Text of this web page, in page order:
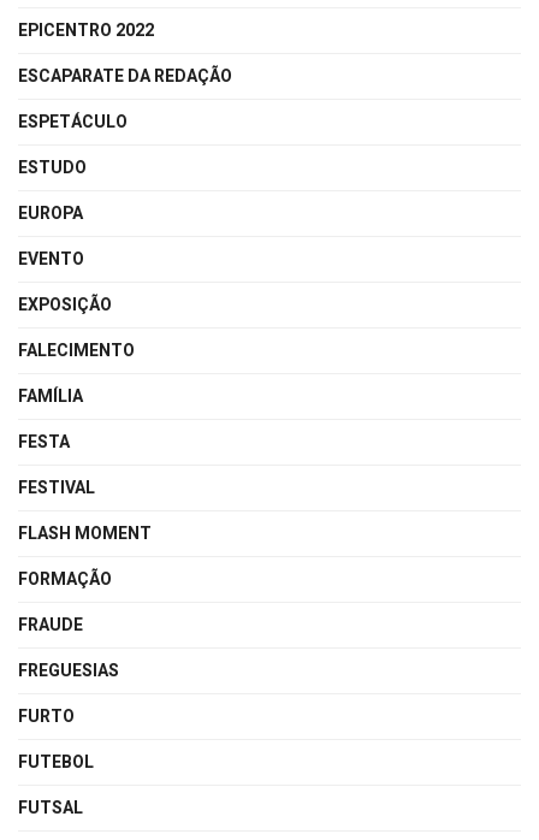
EPICENTRO 2022
ESCAPARATE DA REDAÇÃO
ESPETÁCULO
ESTUDO
EUROPA
EVENTO
EXPOSIÇÃO
FALECIMENTO
FAMÍLIA
FESTA
FESTIVAL
FLASH MOMENT
FORMAÇÃO
FRAUDE
FREGUESIAS
FURTO
FUTEBOL
FUTSAL